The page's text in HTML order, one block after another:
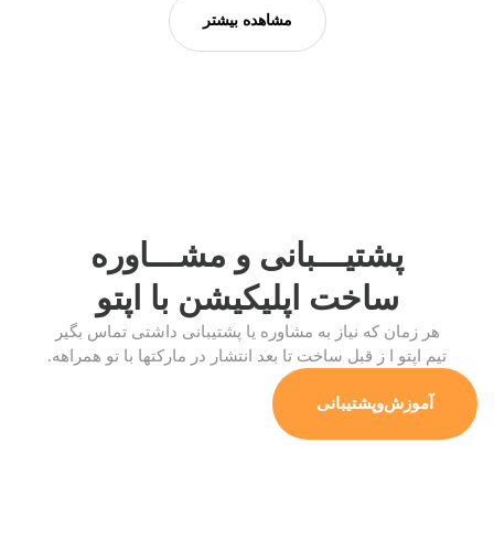
مشاهده بیشتر
پشتیـــبانی و مشـــاوره
ساخت اپلیکیشن با اپتو
هر زمان که نیاز به مشاوره یا پشتیبانی داشتی تماس بگیر
تیم اپتو ا ز قبل ساخت تا بعد انتشار در مارکتها با تو همراهه.
آموزش‌وپشتیبانی